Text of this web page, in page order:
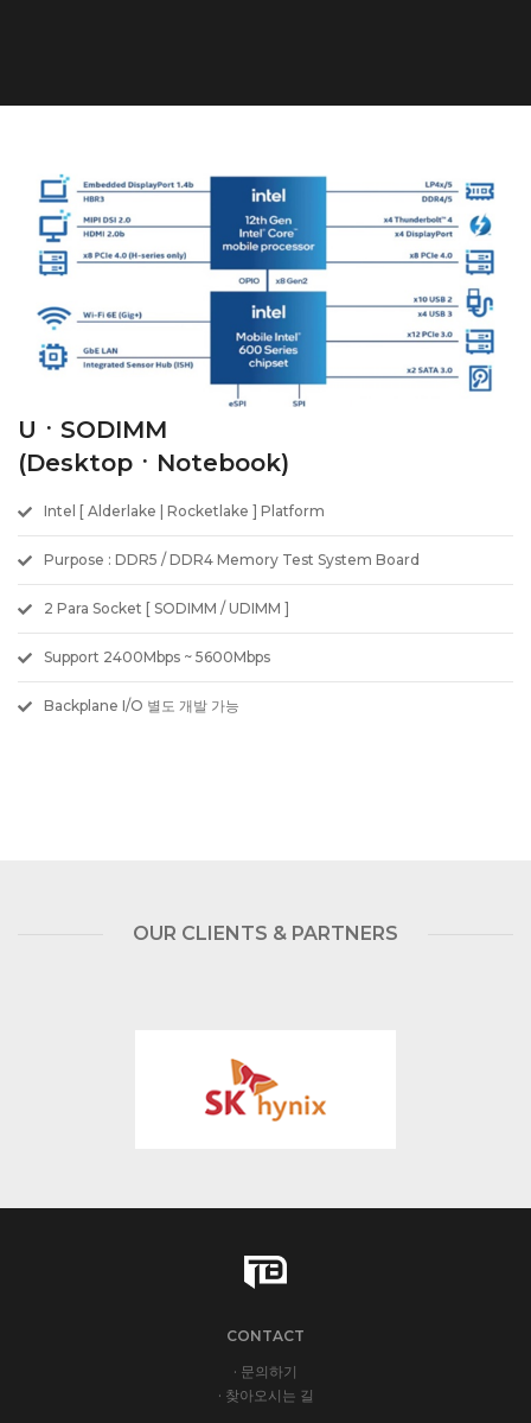
UㆍSODIMM
(DesktopㆍNotebook)
Intel [ Alderlake | Rocketlake ] Platform
Purpose : DDR5 / DDR4 Memory Test System Board
2 Para Socket [ SODIMM / UDIMM ]
Support 2400Mbps ~ 5600Mbps
Backplane I/O 별도 개발 가능
OUR CLIENTS & PARTNERS
CONTACT
· 문의하기
· 찾아오시는 길